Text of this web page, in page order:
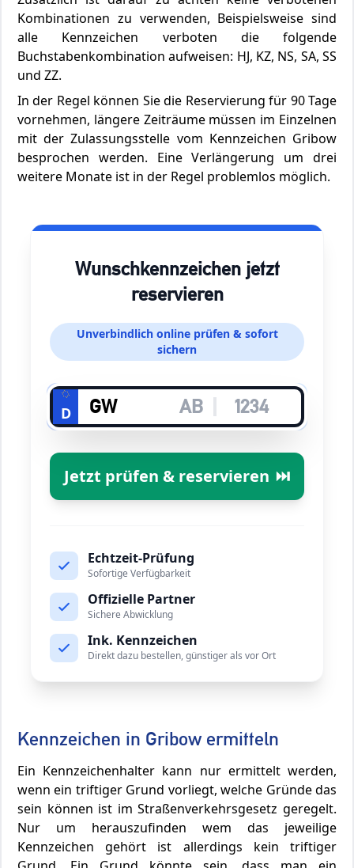
Kombinationen zu verwenden, Beispielsweise sind
alle Kennzeichen verboten die folgende
Buchstabenkombination aufweisen: HJ, KZ, NS, SA, SS
und ZZ.
In der Regel können Sie die Reservierung für 90 Tage
vornehmen, längere Zeiträume müssen im Einzelnen
mit der Zulassungsstelle vom Kennzeichen Gribow
besprochen werden. Eine Verlängerung um drei
weitere Monate ist in der Regel problemlos möglich.
Wunschkennzeichen jetzt
reservieren
Unverbindlich online prüfen & sofort
sichern
D
Jetzt prüfen & reservieren ⏭️
Echtzeit-Prüfung
Sofortige Verfügbarkeit
Offizielle Partner
Sichere Abwicklung
Ink. Kennzeichen
Direkt dazu bestellen, günstiger als vor Ort
Kennzeichen in Gribow ermitteln
Ein Kennzeichenhalter kann nur ermittelt werden,
wenn ein triftiger Grund vorliegt, welche Gründe das
sein können ist im Straßenverkehrsgesetz geregelt.
Nur um herauszufinden wem das jeweilige
Kennzeichen gehört ist allerdings kein triftiger